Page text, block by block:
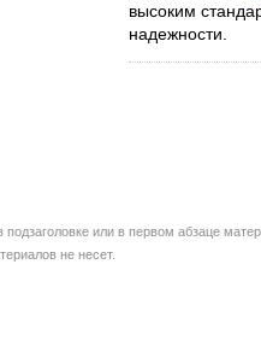
высоким
надежности.
или в первом абзаце
не несет.